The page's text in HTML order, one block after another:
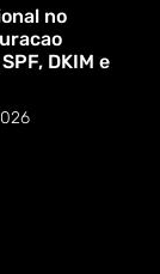
no
DKIM e